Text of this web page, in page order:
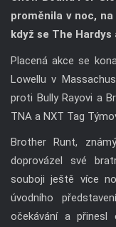
proměnila v noc,
když se The
Placená akce se
Lowellu v
proti Bully Rayovi a
TNA a NXT Tag
Brother Runt,
doprovázel své
souboji ještě více
úvodního
očekávání a